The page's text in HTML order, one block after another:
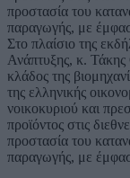
Στο πλαίσιο της
Ανάπτυξης, κ.
κλάδος της
της ελληνικής
νοικοκυριού και
προϊόντος στις
προστασία του
παραγωγής, με